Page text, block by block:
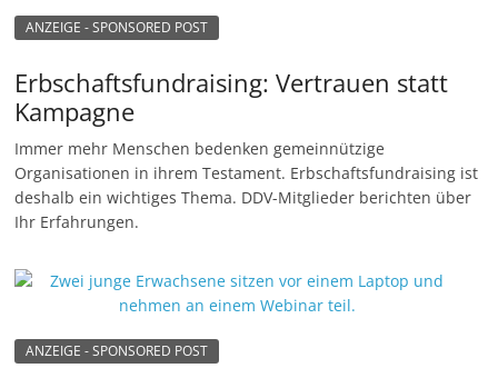
e
n
ANZEIGE - SPONSORED POST
Erbschaftsfundraising: Vertrauen statt
Kampagne
Immer mehr Menschen bedenken gemeinnützige
Organisationen in ihrem Testament. Erbschaftsfundraising ist
deshalb ein wichtiges Thema. DDV-Mitglieder berichten über
Ihr Erfahrungen.
ANZEIGE - SPONSORED POST